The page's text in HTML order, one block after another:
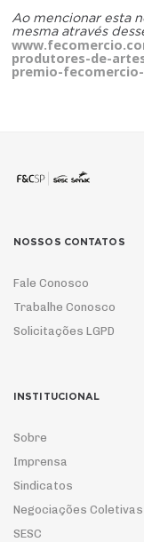
Ao mencionar esta
mesma através
produtores-de-
premio-
NOSSOS CONTATOS
Fale Conosco
Trabalhe Conosco
Solicitações LGPD
INSTITUCIONAL
Sobre
Imprensa
Sindicatos
Negociações Coletivas
SESC